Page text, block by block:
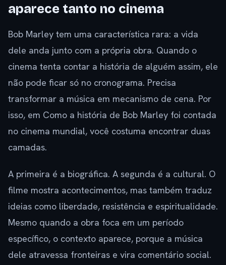
aparece tanto no cinema
Bob Marley tem uma característica rara: a vida
dele anda junto com a própria obra. Quando o
cinema tenta contar a história de alguém assim, ele
não pode ficar só no cronograma. Precisa
transformar a música em mecanismo de cena. Por
isso, em Como a história de Bob Marley foi contada
no cinema mundial, você costuma encontrar duas
camadas.
A primeira é a biográfica. A segunda é a cultural. O
filme mostra acontecimentos, mas também traduz
ideias como liberdade, resistência e espiritualidade.
Mesmo quando a obra foca em um período
específico, o contexto aparece, porque a música
dele atravessa fronteiras e vira comentário social.